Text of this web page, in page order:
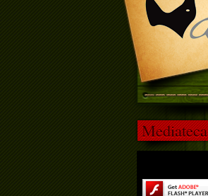
Mediateca